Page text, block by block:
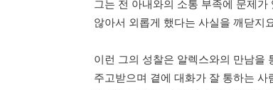
그는 전 아내와의 소통 부족에 문제
않아서 외롭게 했다는 사실을 깨닫지
이런 그의 성찰은 알렉스와의 만남을
주고받으며 곁에 대화가 잘 통하는 사